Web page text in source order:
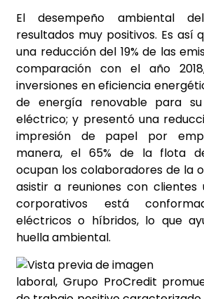
El desempeño ambiental
resultados muy positivos. Es así
una reducción del 19% de las
comparación con el año
inversiones en eficiencia
de energía renovable para
eléctrico; y presentó una
impresión de papel por
manera, el 65% de la flota
ocupan los colaboradores de la
asistir a reuniones con
corporativos está
eléctricos o híbridos, lo que
huella ambiental.
laboral, Grupo ProCredit